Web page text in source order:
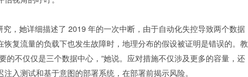
，她详细描述了 2019 年的一次中断，由于自动化失控导致两个数据
恢复流量的负载下也发生故障时，地理分布的假设被证明是错误的。教
的不仅仅是三个数据中心，”她说。应对措施不仅涉及更多的容量，还
入测试和基于意图的部署系统，在部署前揭示风险。